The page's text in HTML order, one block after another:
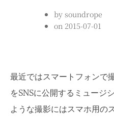
bysoundrope
on 2015-07-01
最近ではスマートフォンで
をSNSに公開するミュージ
ような撮影にはスマホ用の